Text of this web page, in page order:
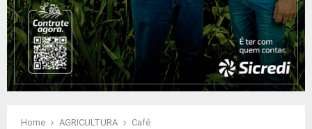
Home AGRICULTURA
Café